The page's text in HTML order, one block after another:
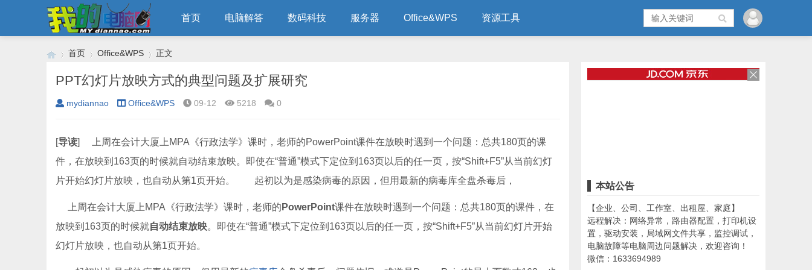
首页 电脑解答 数码科技 服务器 Office&WPS 资源工具
›
首页
›
Office&WPS
›
正文
PPT幻灯片放映方式的典型问题及扩展研究
mydiannao Office&WPS 09-12 5218 0
[导读] 上周在会计大厦上MPA《行政法学》课时，老师的PowerPoint课件在放映时遇到一个问题：总共180页的课
件，在放映到163页的时候就自动结束放映。即使在“普通”模式下定位到163页以后的任一页，按“Shift+F5”从当前幻灯
片开始幻灯片放映，也自动从第1页开始。 起初以为是感染病毒的原因，但用最新的病毒库全盘杀毒后，
上周在会计大厦上MPA《行政法学》课时，老师的 PowerPoint课件在放映时遇到一个问题：总共180页的课件，在
放映到163页的时候就自动结束放映。即使在“普通”模式下定位到163页以后的任一页，按“Shift+F5”从当前幻灯片开始
幻灯片放映，也自动从第1页开始。
本站公告
【企业、公司、工作室、出租屋、家庭】
远程解决：网络异常，路由器配置，打印机设
置，驱动安装，局域网文件共享，监控调试，
电脑故障等电脑周边问题解决，欢迎咨询！
微信：1633694989